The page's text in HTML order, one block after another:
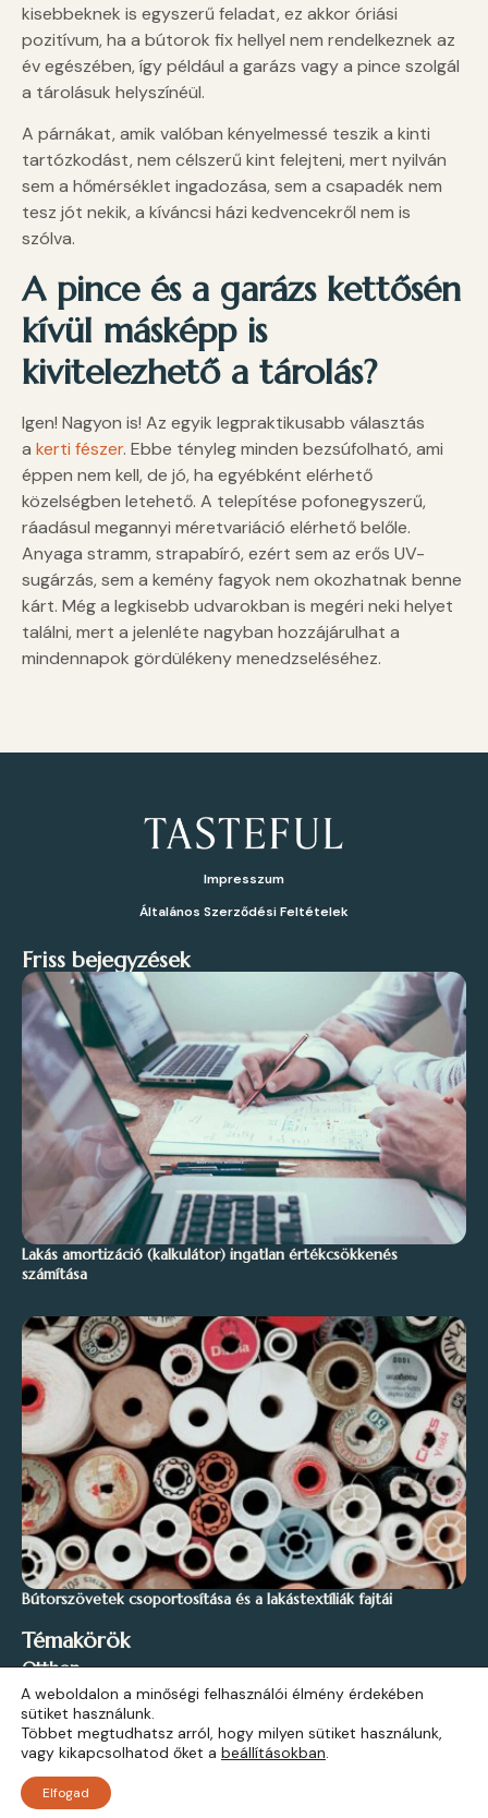
kisebbeknek is egyszerű feladat, ez akkor óriási
pozitívum, ha a bútorok fix hellyel nem rendelkeznek az
év egészében, így például a garázs vagy a pince szolgál
a tárolásuk helyszínéül.
A párnákat, amik valóban kényelmessé teszik a kinti
tartózkodást, nem célszerű kint felejteni, mert nyilván
sem a hőmérséklet ingadozása, sem a csapadék nem
tesz jót nekik, a kíváncsi házi kedvencekről nem is
szólva.
A pince és a garázs kettősén
kívül másképp is
kivitelezhető a tárolás?
Igen! Nagyon is! Az egyik legpraktikusabb választás
a kerti fészer. Ebbe tényleg minden bezsúfolható, ami
éppen nem kell, de jó, ha egyébként elérhető
közelségben letehető. A telepítése pofonegyszerű,
ráadásul megannyi méretvariáció elérhető belőle.
Anyaga stramm, strapabíró, ezért sem az erős UV-
sugárzás, sem a kemény fagyok nem okozhatnak benne
kárt. Még a legkisebb udvarokban is megéri neki helyet
találni, mert a jelenléte nagyban hozzájárulhat a
mindennapok gördülékeny menedzseléséhez.
Impresszum
Általános Szerződési Feltételek
Friss bejegyzések
Lakás amortizáció (kalkulátor) ingatlan értékcsökkenés
számítása
Bútorszövetek csoportosítása és a lakástextíliák fajtái
Témakörök
Otthon
Stílus és Inspiráció
Kert és Szabadidő
Építkezés
A weboldalon a minőségi felhasználói élmény érdekében
sütiket használunk.
Többet megtudhatsz arról, hogy milyen sütiket használunk,
vagy kikapcsolhatod őket a beállításokban.
Elfogad